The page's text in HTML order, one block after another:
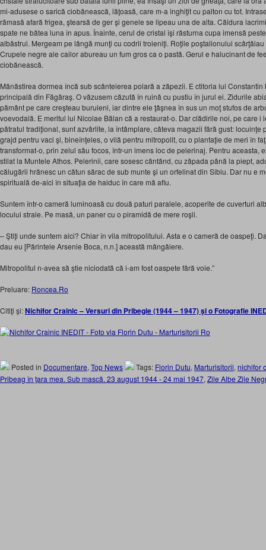
mi-adusese o sarică ciobănească, lăţoasă, care m-a înghiţit cu palton cu tot.
rămasă afară frigea, ştearsă de ger şi genele se lipeau una de alta. Căldura
spate ne bătea luna în apus. Înainte, cerul de cristal îşi răsturna cupa imensă
albăstrui. Mergeam pe lângă munţi cu codrii troieniţi. Roţile poştalionului
Crupele negre ale cailor abureau un fum gros ca o pastă. Gerul e halucinant de
ciobănească.
Mănăstirea dormea încă sub scânteierea polară a zăpezii. E ctitoria lui
principală din Făgăraş. O văzusem căzută în ruină cu pustiu în jurul ei. Zidurile
pământ pe care creşteau buruieni, iar dintre ele ţâşnea în sus un moţ stufos de
voevodală. E meritul lui Nicolae Bălan că a restaurat-o. Dar clădirile noi, pe care i
pătratul tradiţional, sunt azvârlite, la întâmplare, câteva magazii fără gust: locuinţe
grajd pentru vaci şi, bineînţeles, o vilă pentru mitropolit, cu o plantaţie de meri în
transformat-o, prin zelul său focos, într-un imens loc de pelerinaj. Pentru aceasta,
stilat la Muntele Athos. Pelerinii, care sosesc cântând, cu zăpada până la piept,
călugării hrănesc un cătun sărac de sub munte şi un orfelinat din Sibiu. Dar nu e
spirituală de-aici în situaţia de haiduc în care mă aflu.
Suntem într-o cameră luminoasă cu două paturi paralele, acoperite de cuverturi
locului straie. Pe masă, un paner cu o piramidă de mere roşii.
– Ştiţi unde suntem aici? Chiar în vila mitropolitului. Asta e o cameră de oaspeţi.
dau eu [Părintele Arsenie Boca, n.n.] această mângâiere.
Mitropolitul n-avea să ştie niciodată că i-am fost oaspete fără voie.”
Preluare: Roncea.Ro
Citiţi şi:Nichifor Crainic – Versuri din Pribegie (1944 – 1947) şi o Fotografie
Posted in Documentare, Top News Tags: Florin Dutu, Marturisitorii, nichifor
Pribeag în ţara mea. Sub mască. 23 august 1944 - 24 mai 1947, Zile Albe Zile